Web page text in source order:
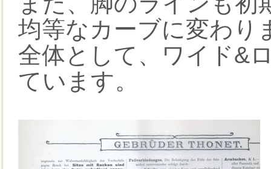
均等なカーブに変わり
全体として、ワイド&
ています。